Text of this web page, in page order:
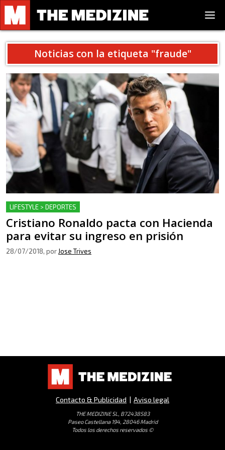
Noticias con la etiqueta "fraude"
LIFESTYLE > DEPORTES
Cristiano Ronaldo pacta con Hacienda
para evitar su ingreso en prisión
28/07/2018, por Jose Trives
Contacto & Publicidad | Aviso legal
THE MEDIZINE SL, B72438583
Paseo Castellana 194, 28046 Madrid
Todos los derechos reservados ©